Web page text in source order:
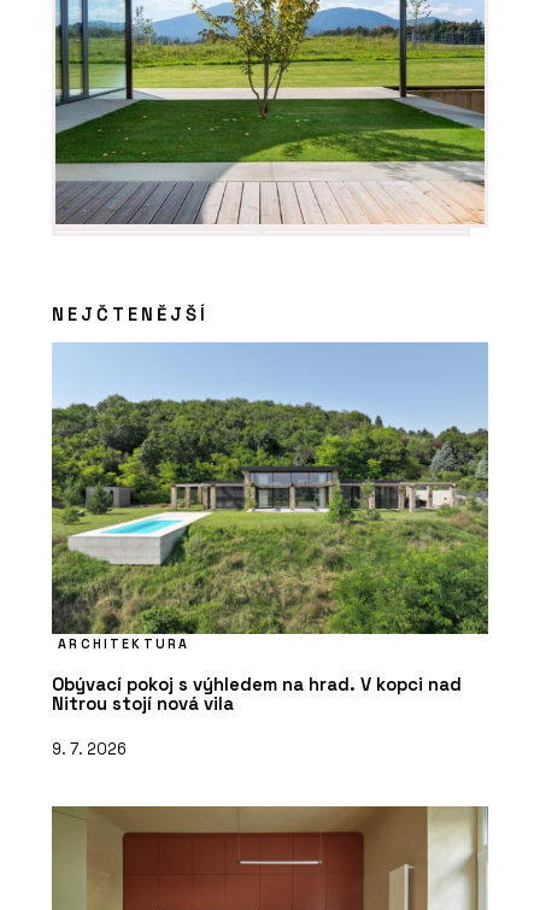
NEJČTENĚJŠÍ
ARCHITEKTURA
Obývací pokoj s výhledem na hrad. V kopci nad
Nitrou stojí nová vila
9. 7. 2026